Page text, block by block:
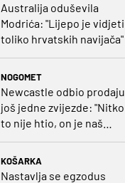
Australija oduševila
Modrića: "Lijepo je vidjeti
toliko hrvatskih navijača"
NOGOMET
Newcastle odbio prodaju
još jedne zvijezde: "Nitko
to nije htio, on je naš
KOŠARKA
Nastavlja se egzodus